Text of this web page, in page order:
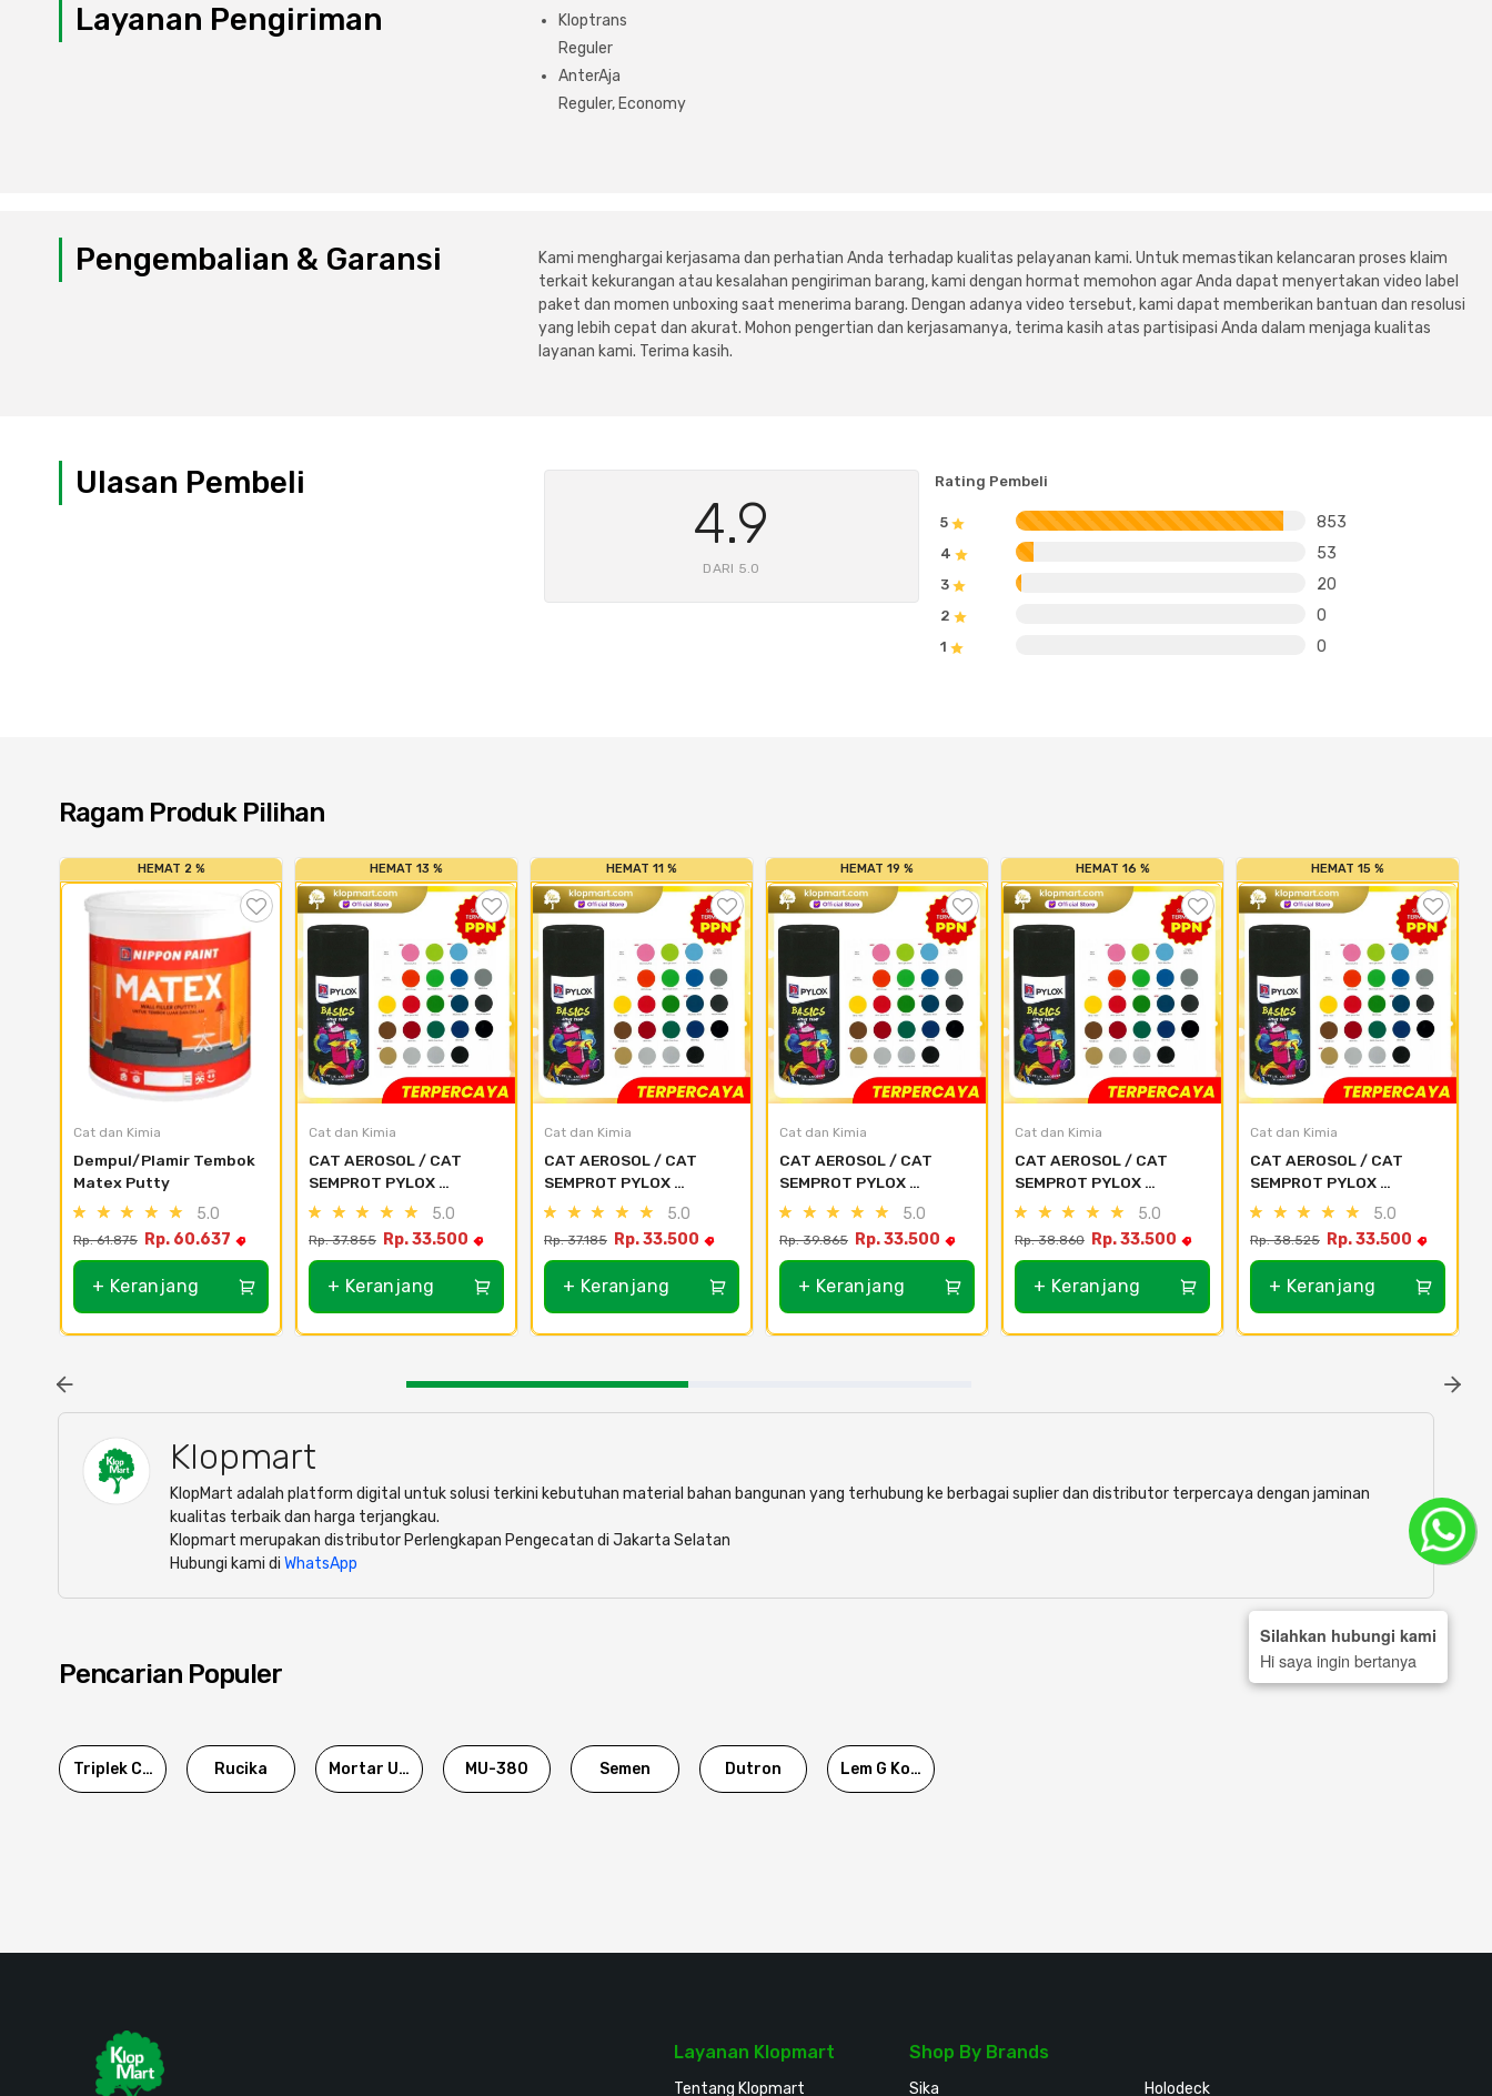
Layanan Pengiriman
Kloptrans
Reguler
AnterAja
Reguler, Economy
Pengembalian & Garansi
Kami menghargai kerjasama dan perhatian Anda terhadap kualitas pelayanan kami. Untuk memastikan kelancaran proses klaim
terkait kekurangan atau kesalahan pengiriman barang, kami dengan hormat memohon agar Anda dapat menyertakan video label
paket dan momen unboxing saat menerima barang. Dengan adanya video tersebut, kami dapat memberikan bantuan dan resolusi
yang lebih cepat dan akurat. Mohon pengertian dan kerjasamanya, terima kasih atas partisipasi Anda dalam menjaga kualitas
layanan kami. Terima kasih.
Ulasan Pembeli
4.9
DARI 5.0
Rating Pembeli
5 853
4 53
3 20
2 0
1 0
Ragam Produk Pilihan
HEMAT 2 %
Cat dan Kimia
Dempul/Plamir Tembok
Matex Putty
5.0
Rp. 61.875 Rp. 60.637
+ Keranjang
HEMAT 13 %
Cat dan Kimia
CAT AEROSOL / CAT
SEMPROT PYLOX
NIPPON PAINT - SEMUA
yellow
5.0
Rp. 37.855 Rp. 33.500
+ Keranjang
HEMAT 11 %
Cat dan Kimia
CAT AEROSOL / CAT
SEMPROT PYLOX
NIPPON PAINT - SEMUA
Special Red
5.0
Rp. 37.185 Rp. 33.500
+ Keranjang
HEMAT 19 %
Cat dan Kimia
CAT AEROSOL / CAT
SEMPROT PYLOX
NIPPON PAINT - SEMUA
Kitty Pink
5.0
Rp. 39.865 Rp. 33.500
+ Keranjang
HEMAT 16 %
Cat dan Kimia
CAT AEROSOL / CAT
SEMPROT PYLOX
NIPPON PAINT - SEMUA
Clear
5.0
Rp. 38.860 Rp. 33.500
+ Keranjang
HEMAT 15 %
Cat dan Kimia
CAT AEROSOL / CAT
SEMPROT PYLOX
NIPPON PAINT - SEMUA
Orange
5.0
Rp. 38.525 Rp. 33.500
+ Keranjang
Klopmart
KlopMart adalah platform digital untuk solusi terkini kebutuhan material bahan bangunan yang terhubung ke berbagai suplier dan distributor terpercaya dengan jaminan
kualitas terbaik dan harga terjangkau.
Klopmart merupakan distributor Perlengkapan Pengecatan di Jakarta Selatan
Hubungi kami di WhatsApp
Pencarian Populer
Triplek Cor Rucika Mortar Utama MU-380 Semen Dutron Lem G Korea
Layanan Klopmart
Tentang Klopmart
Shop By Brands
Sika Holodeck
Silahkan hubungi kami
Hi saya ingin bertanya